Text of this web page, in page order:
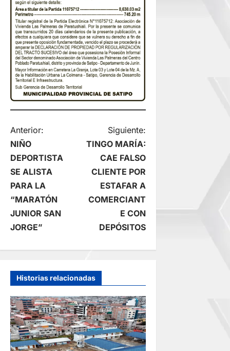
N
a
v
e
g
a
c
i
ó
n
Anterior:
NIÑO
DEPORTISTA
SE ALISTA
PARA LA
“MARATÓN
JUNIOR SAN
JORGE”
Siguiente:
TINGO MARÍA:
CAE FALSO
CLIENTE POR
ESTAFAR A
COMERCIANT
E CON
DEPÓSITOS
Historias relacionadas